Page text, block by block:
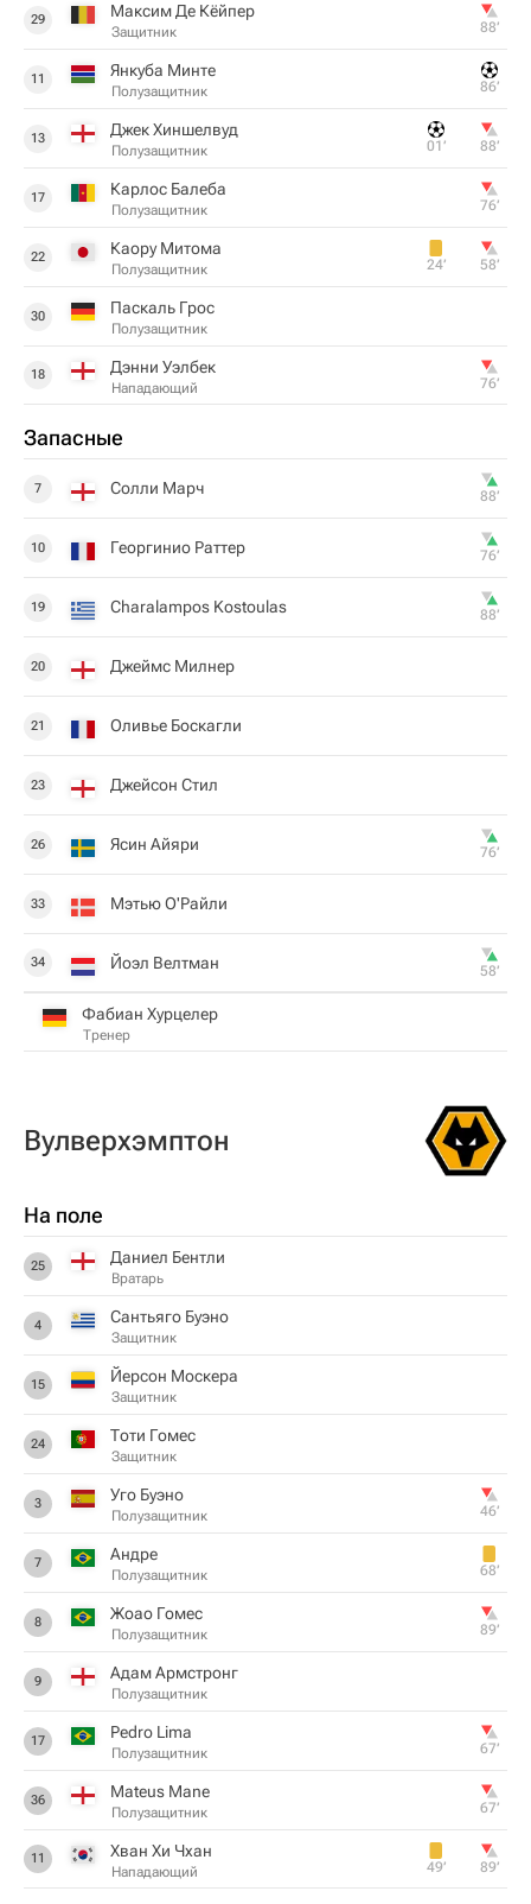
29 Максим Де Кёйпер
Защитник 88‎’‎
11 Янкуба Минте
Полузащитник 86‎’‎
13 Джек Хиншелвуд
Полузащитник 01‎’‎ 88‎’‎
17 Карлос Балеба
Полузащитник 76‎’‎
22 Каору Митома
Полузащитник 24‎’‎ 58‎’‎
30 Паскаль Грос
Полузащитник
18 Дэнни Уэлбек
Нападающий 76‎’‎
Запасные
7 Солли Марч 88‎’‎
10 Георгинио Раттер 76‎’‎
19 Charalampos Kostoulas 88‎’‎
20 Джеймс Милнер
21 Оливье Боскагли
23 Джейсон Стил
26 Ясин Айяри 76‎’‎
33 Мэтью О'Райли
34 Йоэл Велтман 58‎’‎
Фабиан Хурцелер
Тренер
Вулверхэмптон
На поле
25 Даниел Бентли
Вратарь
4 Сантьяго Буэно
Защитник
15 Йерсон Москера
Защитник
24 Тоти Гомес
Защитник
3 Уго Буэно
Полузащитник 46‎’‎
7 Андре
Полузащитник 68‎’‎
8 Жоао Гомес
Полузащитник 89‎’‎
9 Адам Армстронг
Полузащитник
17 Pedro Lima
Полузащитник 67‎’‎
36 Mateus Mane
Полузащитник 67‎’‎
11 Хван Хи Чхан
Нападающий 49‎’‎ 89‎’‎